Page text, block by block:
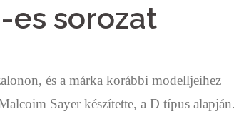
es sorozat
és a márka korábbi modelljeihez
Sayer készítette, a D típus